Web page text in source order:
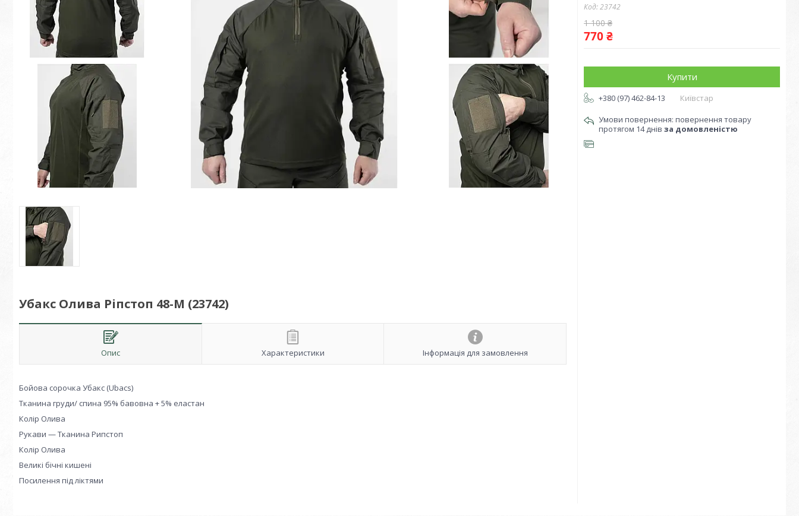
Убакс Олива Ріпстоп 48-M (23742)
Опис Характеристики Інформація для замовлення
Бойова сорочка Убакс (Ubacs)
Тканина груди/ спина 95% бавовна + 5% еластан
Колір Олива
Рукави — Тканина Рипстоп
Колір Олива
Великі бічні кишені
Посилення під ліктями
Код:23742
1 100 ₴
770 ₴
Купити
+380 (97) 462-84-13
Київстар
повернення товару
протягом 14 днів за домовленістю